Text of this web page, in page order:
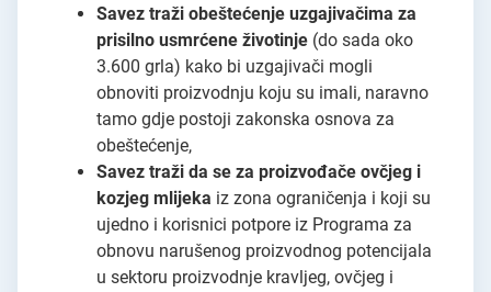
Savez traži obeštećenje uzgajivačima za
prisilno usmrćene životinje (do sada oko
3.600 grla) kako bi uzgajivači mogli
obnoviti proizvodnju koju su imali, naravno
tamo gdje postoji zakonska osnova za
obeštećenje,
Savez traži da se za proizvođače ovčjeg i
kozjeg mlijeka iz zona ograničenja i koji su
ujedno i korisnici potpore iz Programa za
obnovu narušenog proizvodnog potencijala
u sektoru proizvodnje kravljeg, ovčjeg i